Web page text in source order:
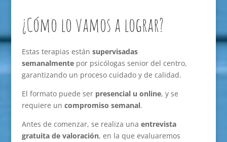
¿Cómo lo vamos a lograr?
Estas terapias están supervisadas
semanalmentepor psicólogas senior del centro,
garantizando un proceso cuidado y de calidad.
El formato puede ser presencial u online, y se
requiere un compromiso semanal.
Antes de comenzar, se realiza una entrevista
gratuita de valoración, en la que evaluaremos